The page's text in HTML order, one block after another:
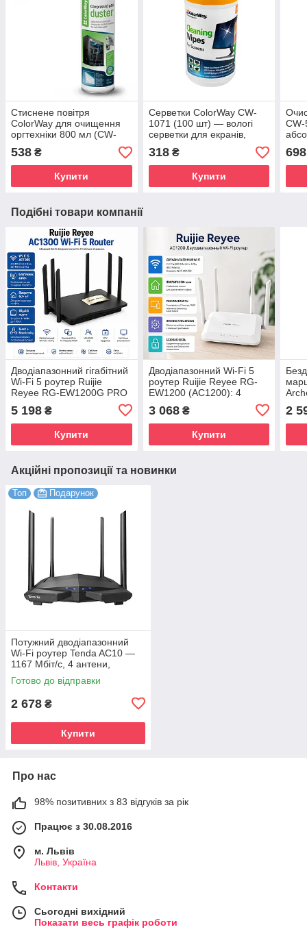
Стиснене повітря
ColorWay для очищення
оргтехніки 800 мл (CW-
3380)
538 ₴
Купити
Серветки ColorWay CW-
1071 (100 шт) — вологі
серветки для екранів,
моніторів, ноутбуків та
електроніки
318₴
Купити
698
Подібні товари компанії
Дводіапазонний гігабітний
Wi-Fi 5 роутер Ruijie
Reyee RG-EW1200G PRO
антен
5 198 ₴
Купити
Дводіапазонний Wi-Fi 5
роутер Ruijie Reyee RG-
EW1200 (AC1200): 4
антени, підтримка Reyee
Mesh
3 068₴
Купити
2
Акційні пропозиції та новинки
Топ Подарунок
Потужний дводіапазонний
Wi-Fi роутер Tenda AC10 —
1167 Мбіт/с, 4 антени,
гігабітні порти
Готово до відправки
2 678 ₴
Купити
Про нас
98% позитивних з 83 відгуків за рік
Працює з 30.08.2016
м. Львів
Львів, Україна
Контакти
Сьогодні вихідний
Показати весь графік роботи